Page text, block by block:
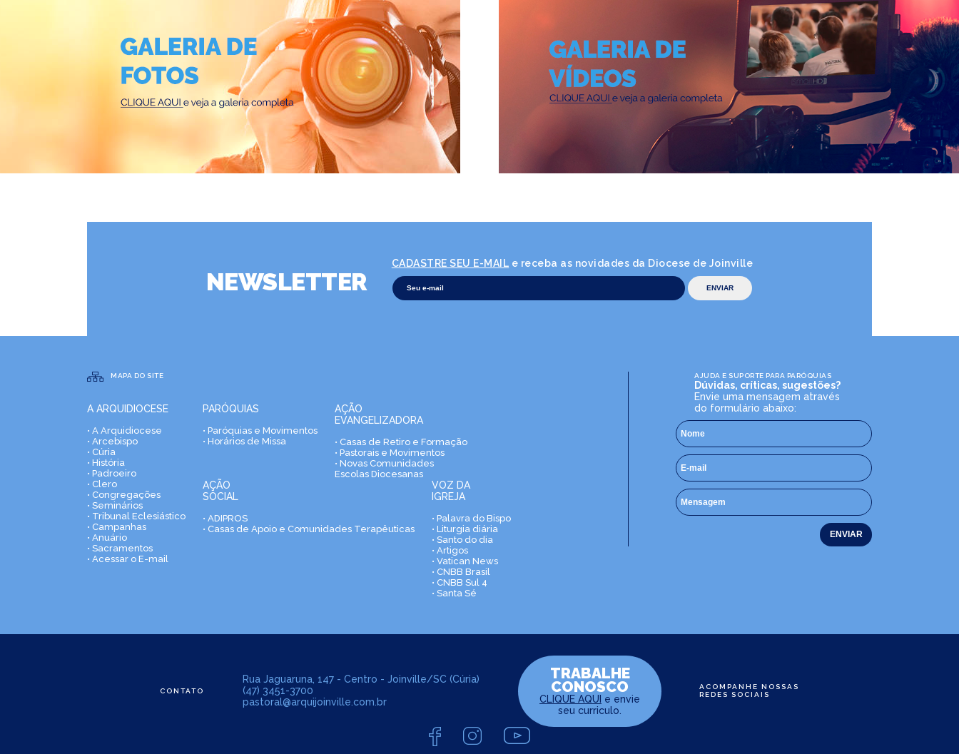
NEWSLETTER
CADASTRE SEU E-MAIL e receba as novidades da Diocese de Joinville
MAPA DO SITE
A ARQUIDIOCESE
• A Arquidiocese
• Arcebispo
• Cúria
• História
• Padroeiro
• Clero
• Congregações
• Seminários
• Tribunal Eclesiástico
• Campanhas
• Anuário
• Sacramentos
• Acessar o E-mail
PARÓQUIAS
• Paróquias e Movimentos
• Horários de Missa
AÇÃO
EVANGELIZADORA
• Casas de Retiro e Formação
• Pastorais e Movimentos
• Novas Comunidades
Escolas Diocesanas
AÇÃO
SOCIAL
• ADIPROS
• Casas de Apoio e Comunidades Terapêuticas
VOZ DA
IGREJA
• Palavra do Bispo
• Liturgia diária
• Santo do dia
• Artigos
• Vatican News
• CNBB Brasil
• CNBB Sul 4
• Santa Sé
AJUDA E SUPORTE PARA PARÓQUIAS
Dúvidas, críticas, sugestões?
Envie uma mensagem através
do formulário abaixo:
CONTATO
Rua Jaguaruna, 147 - Centro - Joinville/SC (Cúria)
(47) 3451-3700
pastoral@arquijoinville.com.br
TRABALHE
CONOSCO
CLIQUE AQUI e envie
seu curriculo.
ACOMPANHE NOSSAS
REDES SOCIAIS